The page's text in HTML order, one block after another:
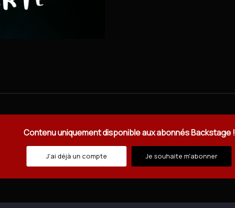
Contenu uniquement disponible aux abonnés Backstage !
J'ai déjà un compte Je souhaite m'abonner